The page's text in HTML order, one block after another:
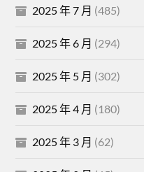
2025 年 7 月 (485)
2025 年 6 月 (294)
2025 年 5 月 (302)
2025 年 4 月 (180)
2025 年 3 月 (62)